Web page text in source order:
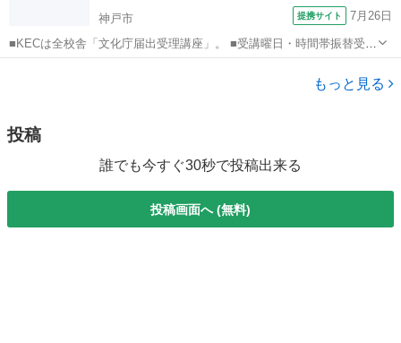
神戸市 提携サイト 7月26日
■KECは全校舎「文化庁届出受理講座」。 ■受講曜日・時間帯振替受
講、校舎間振替受講、休学制度、動画視聴（基礎理論）と資格への万
全なフォロー体制。 ■3年間無料再履修システム：入学から3年以内は
もっと見る
投稿
誰でも今すぐ30秒で投稿出来る
投稿画面へ (無料)